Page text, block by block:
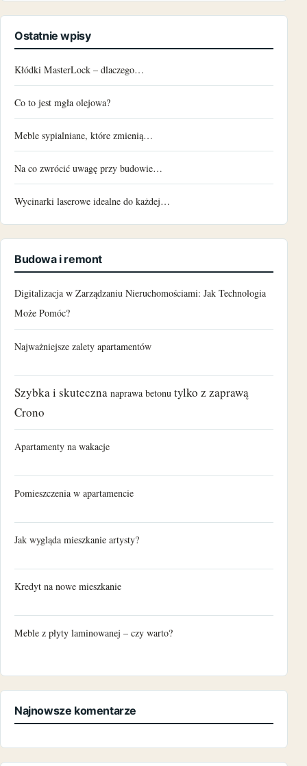
Ostatnie wpisy
Kłódki MasterLock – dlaczego…
Co to jest mgła olejowa?
Meble sypialniane, które zmienią…
Na co zwrócić uwagę przy budowie…
Wycinarki laserowe idealne do każdej…
Budowa i remont
Digitalizacja w Zarządzaniu Nieruchomościami: Jak Technologia
Może Pomóc?
Najważniejsze zalety apartamentów
Szybka i skuteczna naprawa betonu tylko z zaprawą
Crono
Apartamenty na wakacje
Pomieszczenia w apartamencie
Jak wygląda mieszkanie artysty?
Kredyt na nowe mieszkanie
Meble z płyty laminowanej – czy warto?
Najnowsze komentarze